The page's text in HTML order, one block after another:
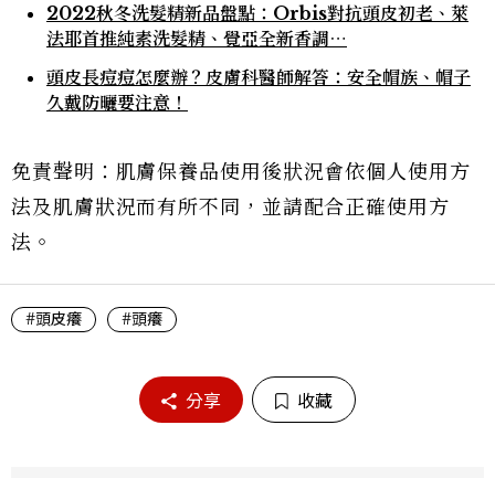
2022秋冬洗髮精新品盤點：Orbis對抗頭皮初老、萊
法耶首推純素洗髮精、覺亞全新香調⋯
頭皮長痘痘怎麼辦？皮膚科醫師解答：安全帽族、帽子
久戴防曬要注意！
免責聲明：肌膚保養品使用後狀況會依個人使用方
法及肌膚狀況而有所不同，並請配合正確使用方
法。
#頭皮癢 #頭癢
分享 收藏